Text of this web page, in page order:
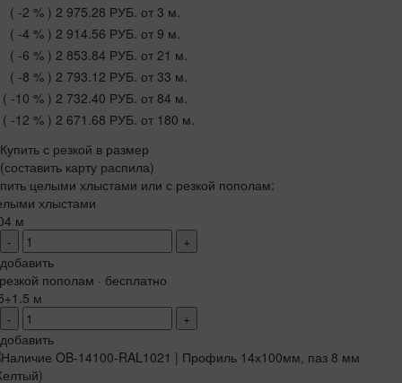
( -2 % ) 2 975.28 РУБ. от 3 м.
( -4 % ) 2 914.56 РУБ. от 9 м.
( -6 % ) 2 853.84 РУБ. от 21 м.
( -8 % ) 2 793.12 РУБ. от 33 м.
( -10 % ) 2 732.40 РУБ. от 84 м.
( -12 % ) 2 671.68 РУБ. от 180 м.
Купить с резкой в размер
(составить карту распила)
целыми хлыстами или с резкой пополам:
хлыстами
м
-
+
добавить
пополам · бесплатно
м
-
+
добавить